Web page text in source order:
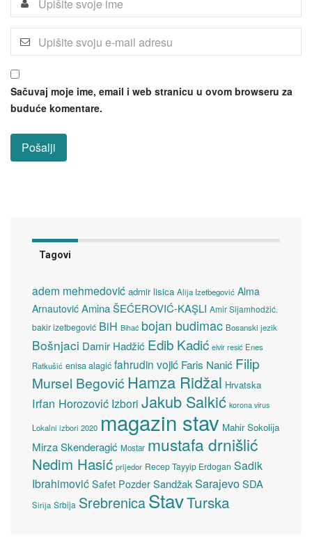
Sačuvaj moje ime, email i web stranicu u ovom browseru za
buduće komentare.
Tagovi
adem mehmedović admir lisica Alija Izetbegović Alma
Arnautović Amina ŠEĆEROVIĆ-KAŞLI Amir Sijamhodžić.
bakir izetbegović BiH Bihać bojan budimac Bosanski jezik
Bošnjaci Damir Hadžić Edib Kadić elvir resić Enes
Ratkušić enisa alagić fahrudin vojić Faris Nanić Filip
Mursel Begović Hamza Ridžal Hrvatska
Irfan Horozović Izbori Jakub Salkić korona virus
Lokalni izbori 2020 magazin stav Mahir Sokolija
Mirza Skenderagić Mostar mustafa drnišlić
Nedim Hasić prijedor Recep Tayyip Erdogan Sadik
Ibrahimović Safet Pozder SandžakSarajevoSDA
Sirija Srbija SrebrenicaStavTurska